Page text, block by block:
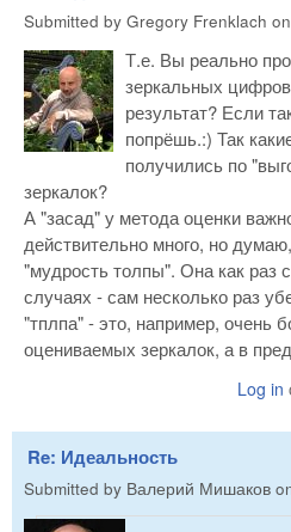
Submitted by Gregory Frenklach on
Т.е. Вы реально
зеркальных
результат? Если
попрёшь.:) Так
получились по
зеркалок?
А "засад" у метода оценки
действительно много, но
"мудрость толпы". Она как раз
случаях - сам несколько раз
"тплпа" - это, например, очень
оцениваемых зеркалок, а в
Log in
Re: Идеальность
Submitted by Валерий Мишаков